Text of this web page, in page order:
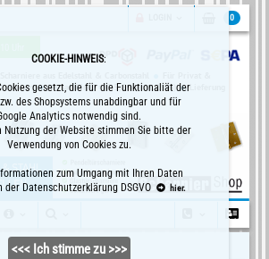
aus Edelstahl & Carbonstahl
Versand in D = € 5,80 (inkl. 19%)
Lieferung
0
COOKIE-HINWEIS:
gesetzt, die für die Funktionaliät der
des Shopsystems unabdingbar und für
Analytics notwendig sind.
Nutzung der Website stimmen Sie bitte der
Verwendung von Cookies zu.
zum Umgang mit Ihren Daten
der Datenschutzerklärung DSGVO
hier.
<<< Ich stimme zu >>>